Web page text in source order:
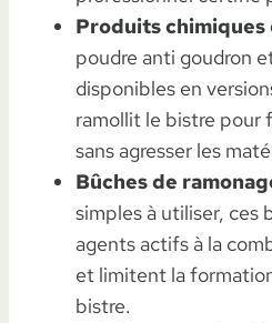
Produits
poudre anti goudron
disponibles en
ramollit le bistre pour
sans agresser les
Bûches de
simples à utiliser, ces
agents actifs à la
et limitent la
bistre.